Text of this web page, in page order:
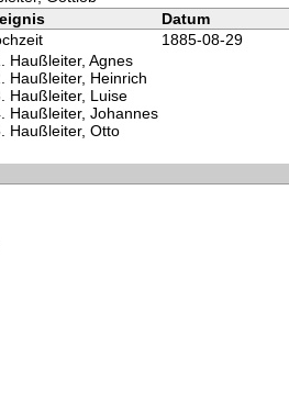
Datum
1885-08-29
Haußleiter, Agnes
Haußleiter, Heinrich
Haußleiter, Luise
Haußleiter, Johannes
Haußleiter, Otto